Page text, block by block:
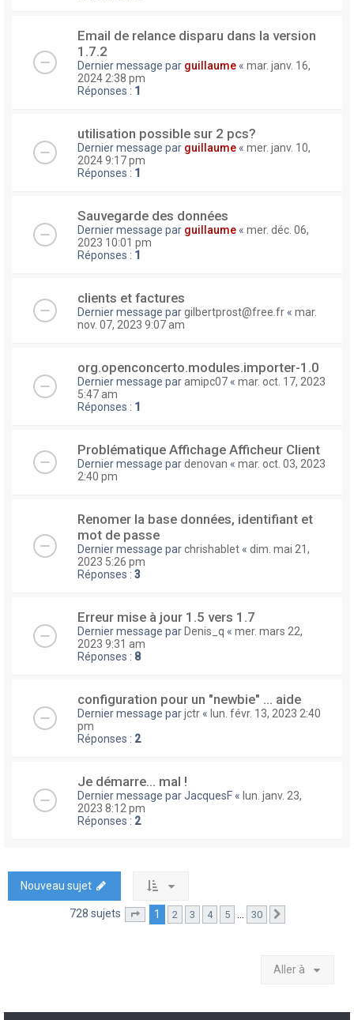
Email de relance disparu dans la version
1.7.2
Dernier message par guillaume « mar. janv. 16,
2024 2:38 pm
Réponses : 1
utilisation possible sur 2 pcs?
Dernier message par guillaume « mer. janv. 10,
2024 9:17 pm
Réponses : 1
Sauvegarde des données
Dernier message par guillaume « mer. déc. 06,
2023 10:01 pm
Réponses : 1
clients et factures
Dernier message pargilbertprost@free.fr « mar.
nov. 07, 2023 9:07 am
org.openconcerto.modules.importer-1.0
Dernier message paramipc07 « mar. oct. 17, 2023
5:47 am
Réponses : 1
Problématique Affichage Afficheur Client
Dernier message pardenovan « mar. oct. 03, 2023
2:40 pm
Renomer la base données, identifiant et
mot de passe
Dernier message parchrishablet « dim. mai 21,
2023 5:26 pm
Réponses : 3
Erreur mise à jour 1.5 vers 1.7
Dernier message par Denis_q « mer. mars 22,
2023 9:31 am
Réponses : 8
configuration pour un "newbie" ... aide
Dernier message parjctr « lun. févr. 13, 2023 2:40
pm
Réponses : 2
Je démarre... mal !
Dernier message parJacquesF « lun. janv. 23,
2023 8:12 pm
Réponses : 2
Nouveau sujet
728 sujets Page sur30
1 2 3 4 5 … 30
Aller à